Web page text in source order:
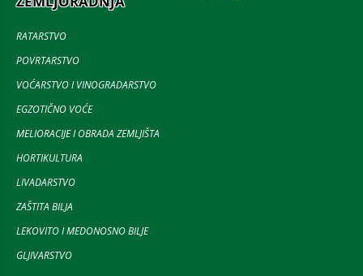
RATARSTVO
POVRTARSTVO
VOĆARSTVO I VINOGRADARSTVO
EGZOTIČNO VOĆE
MELIORACIJE I OBRADA ZEMLJIŠTA
HORTIKULTURA
LIVADARSTVO
ZAŠTITA BILJA
LEKOVITO I MEDONOSNO BILJE
GLJIVARSTVO